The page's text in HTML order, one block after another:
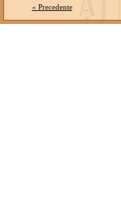
« Precedente